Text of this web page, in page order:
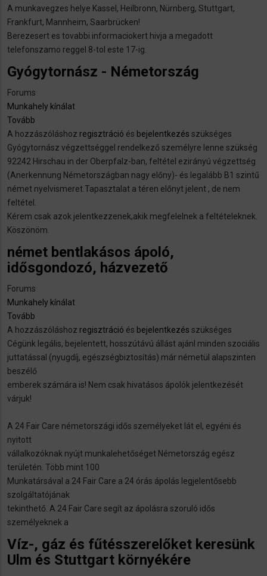
A munkavegzes helye Kassel, Heilbronn, Nürnberg, Stuttgart,
Frankfurt, Mannheim, Saarbrücken!
Berezesert es tovabbi informaciokert hivja a megadott
telefonszamo reggel 8-tol este 17-ig.
Gyógytornász - Németország
Forums
Munkahely kínálat
Tovább
-
Németország)
A hozzászóláshoz regisztráció és bejelentkezés szükséges
Gyógytornász végzettséggel rendelkező személyre lenne szükség
92242 Hirschau in der Oberpfalz-ban, feltétel ezirányú végzettség
(Anerkennung Németországban nagy előny)- és legalább B1 szintű
német nyelvismeret.Tapasztalat a téren előnyt jelent , de nem
feltétel.
Kérem csak azok jelentkezzenek,akik megfelelnek a feltételeknek.
Köszönöm.
német bentlakásos ápoló,
idősgondozó, házvezető
Forums
Munkahely kínálat
Tovább
bentlakásos
ápoló,
idősgondozó,
házvezető)
A hozzászóláshoz regisztráció és bejelentkezés szükséges
Cégünk legális, bejelentett, hosszútávú állást ajánl minden szociális
juttatással (nyugdíj, egészségbiztosítás) már németül alapszinten
beszélő
emberek számára is! Nem csak hivatásos ápolók jelentkezését
várjuk!
A 24 Fair Care németországi idős személyeket lát el, egyéni és
nyitott
vállalkozóknak nyújt munkalehetőséget Németország egész
területén. Több mint 100
Munkatársával a 24 Fair Care a 24 órás ápolás legjelentősebb
szolgáltatójának
tekinthető. A 24 Fair Care segít az ápolásra szoruló idős
személyeknek a
Víz-, gáz és fűtésszerelőket keresünk
Ulm és Stuttgart környékére